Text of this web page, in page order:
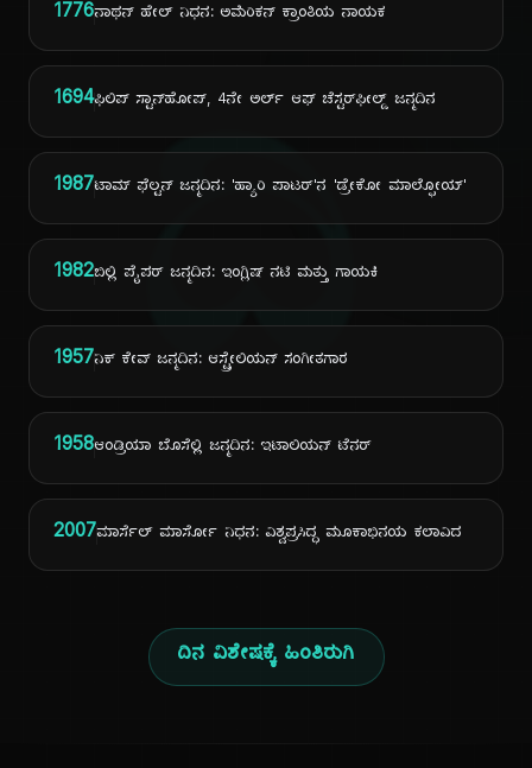
ದಿ
1776ನಾಥನ್ ಹೇಲ್ ನಿಧನ: ಅಮೆರಿಕನ್ ಕ್ರಾಂತಿಯ ನಾಯಕ
1694ಫಿಲಿಪ್ ಸ್ಟಾನ್‌ಹೋಪ್, 4ನೇ ಅರ್ಲ್ ಆಫ್ ಚೆಸ್ಟರ್‌ಫೀಲ್ಡ್ ಜನ್ಮದಿನ
1987ಟಾಮ್ ಫೆಲ್ಟನ್ ಜನ್ಮದಿನ: 'ಹ್ಯಾರಿ ಪಾಟರ್'ನ 'ಡ್ರೇಕೋ ಮಾಲ್ಫೋಯ್'
1982ಬಿಲ್ಲಿ ಪೈಪರ್ ಜನ್ಮದಿನ: ಇಂಗ್ಲಿಷ್ ನಟಿ ಮತ್ತು ಗಾಯಕಿ
1957ನಿಕ್ ಕೇವ್ ಜನ್ಮದಿನ: ಆಸ್ಟ್ರೇಲಿಯನ್ ಸಂಗೀತಗಾರ
1958ಆಂಡ್ರಿಯಾ ಬೊಸೆಲ್ಲಿ ಜನ್ಮದಿನ: ಇಟಾಲಿಯನ್ ಟೆನರ್
2007ಮಾರ್ಸೆಲ್ ಮಾರ್ಸೋ ನಿಧನ: ವಿಶ್ವಪ್ರಸಿದ್ಧ ಮೂಕಾಭಿನಯ ಕಲಾವಿದ
ದಿನ ವಿಶೇಷಕ್ಕೆ ಹಿಂತಿರುಗಿ